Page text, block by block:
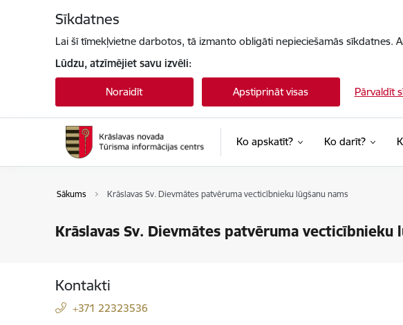
Sīkdatnes
Lai šī tīmekļvietne darbotos, tā izmanto obligāti nepieciešamās
Lūdzu, atzīmējiet savu izvēli:
Noraidīt Apstiprināt visas Pārvaldīt
Ko apskatīt? Ko darīt?
Sākums Krāslavas Sv. Dievmātes patvēruma vecticībnieku lūgšanu nams
Krāslavas Sv. Dievmātes patvēruma vecticībnieku
Kontakti
+371 22323536